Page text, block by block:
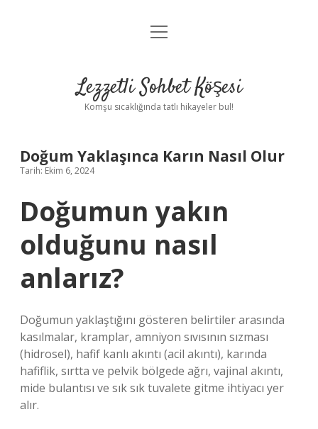
Anasayfa
Yasal Uyarı
menüyü
Lezzetli Sohbet Köşesi
Komşu sıcaklığında tatlı hikayeler bul!
Doğum Yaklaşınca Karın Nasıl Olur
Tarih: Ekim 6, 2024
Doğumun yakın
olduğunu nasıl
anlarız?
Doğumun yaklaştığını gösteren belirtiler arasında
kasılmalar, kramplar, amniyon sıvısının sızması
(hidrosel), hafif kanlı akıntı (acil akıntı), karında
hafiflik, sırtta ve pelvik bölgede ağrı, vajinal akıntı,
mide bulantısı ve sık sık tuvalete gitme ihtiyacı yer
alır.